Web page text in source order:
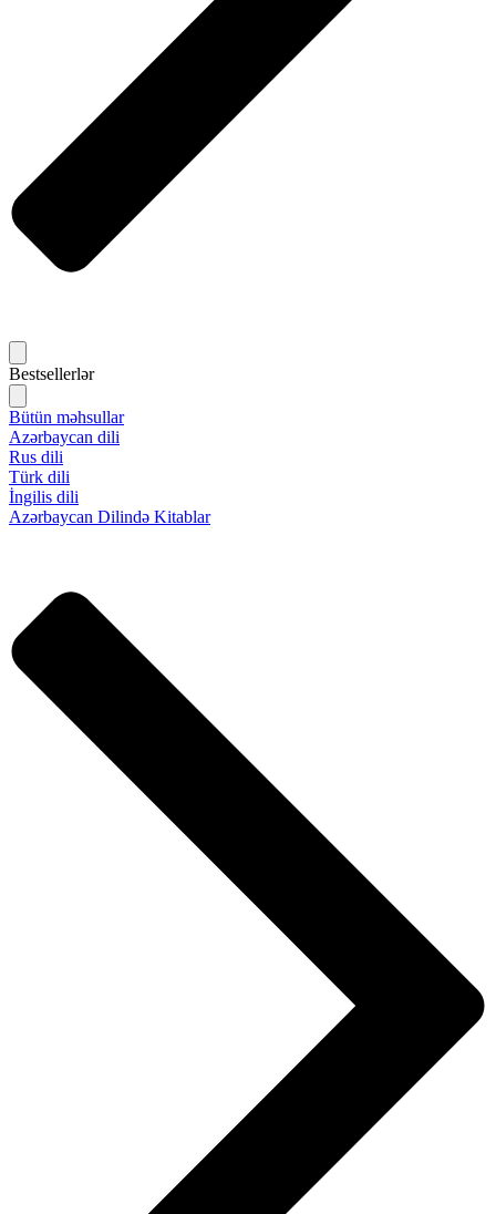
Bestsellerlər
Bütün məhsullar
Azərbaycan dili
Rus dili
Türk dili
İngilis dili
Azərbaycan Dilində Kitablar